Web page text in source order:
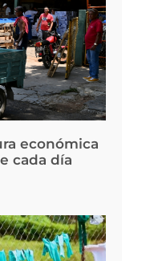
económica
cada día